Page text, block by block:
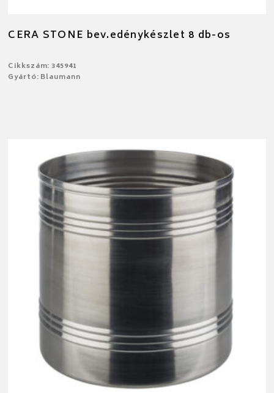
CERA STONE bev.edénykészlet 8 db-os
Cikkszám: 345941
Gyártó: Blaumann